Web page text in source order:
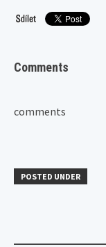
Comments
comments
POSTED UNDER